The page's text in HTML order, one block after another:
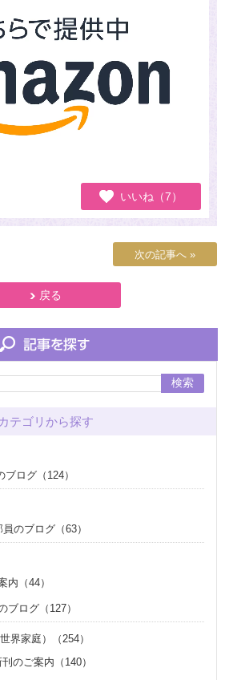
いいね（7）
次の記事へ »
戻る
検索
カテゴリから探す
ログ（124）
のブログ（63）
内（44）
ブログ（127）
界家庭）（254）
のご案内（140）